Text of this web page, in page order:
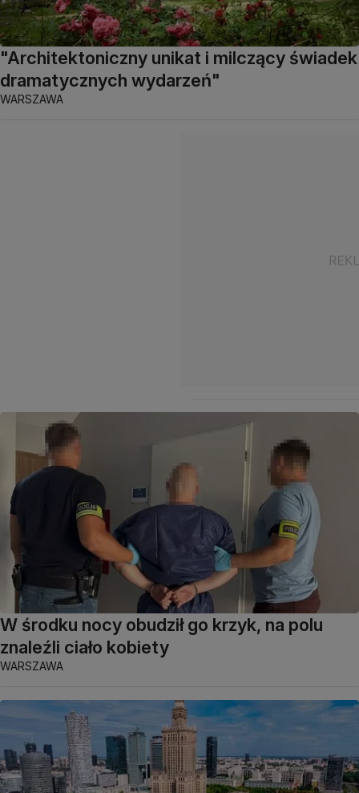
"Architektoniczny unikat i milczący świadek
dramatycznych wydarzeń"
WARSZAWA
W środku nocy obudził go krzyk, na polu
znaleźli ciało kobiety
WARSZAWA